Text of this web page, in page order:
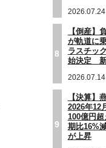
2026.07.24
8
【倒産
が軌道に
ラスチッ
始決定 新
2026.07.14
9
【決算】
2026年12
100億円
期比16%
が上昇